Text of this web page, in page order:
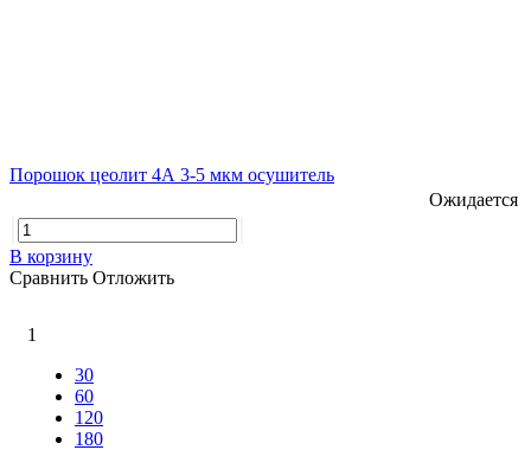
Порошок цеолит 4А 3-5 мкм осушитель
Ожидается
В корзину
Сравнить Отложить
1
30
60
120
180